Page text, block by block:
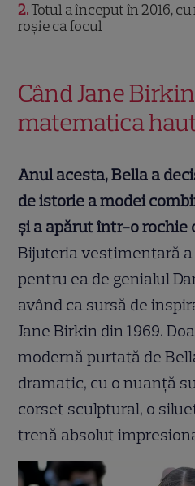
2 Totul a început în 2016,
roșie ca focul
Când Jane
matematica
Anul acesta, Bella a
de istorie a modei
și a apărut într-o rochie
Bijuteria vestimentară
pentru ea de genialul
având ca sursă de
Jane Birkin din 1969.
modernă purtată de
dramatic, cu o nuanță
corset sculptural, o
trenă absolut